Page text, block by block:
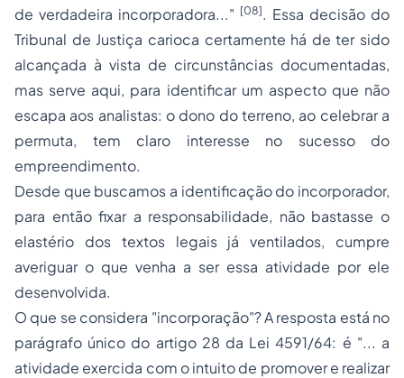
de verdadeira incorporadora..." [08]. Essa decisão do
Tribunal de Justiça carioca certamente há de ter sido
alcançada à vista de circunstâncias documentadas,
mas serve aqui, para identificar um aspecto que não
escapa aos analistas: o dono do terreno, ao celebrar a
permuta, tem claro interesse no sucesso do
empreendimento.
Desde que buscamos a identificação do incorporador,
para então fixar a responsabilidade, não bastasse o
elastério dos textos legais já ventilados, cumpre
averiguar o que venha a ser essa atividade por ele
desenvolvida.
O que se considera "incorporação"? A resposta está no
parágrafo único do artigo 28 da Lei 4591/64: é "... a
atividade exercida com o intuito de promover e realizar